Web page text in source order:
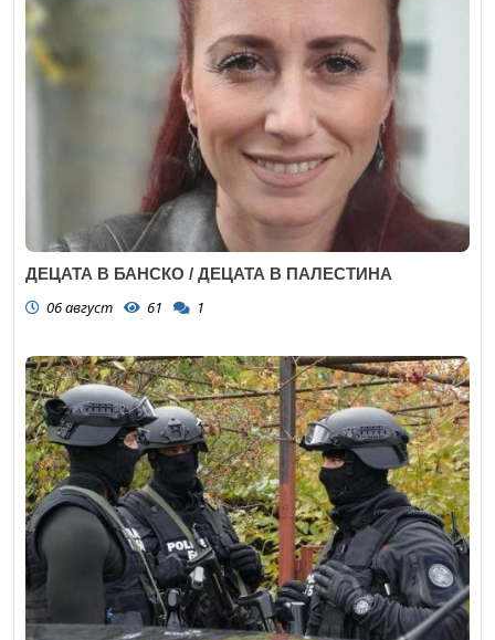
ДЕЦАТА В БАНСКО / ДЕЦАТА В ПАЛЕСТИНА
06 август 61 1